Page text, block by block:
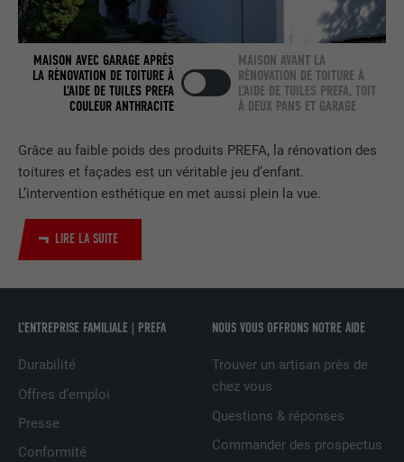
Grâce au faible poids des produits PREFA, la rénovation des
toitures et façades est un véritable jeu d’enfant.
L’intervention esthétique en met aussi plein la vue.
LIRE LA SUITE
MAISON AVEC GARAGE APRÈS
LA RÉNOVATION DE TOITURE À
L’AIDE DE TUILES PREFA
COULEUR ANTHRACITE
MAISON AVANT LA
RÉNOVATION DE TOITURE À
L’AIDE DE TUILES PREFA, TOIT
À DEUX PANS ET GARAGE
L’ENTREPRISE FAMILIALE | PREFA
Durabilité
Offres d’emploi
Presse
Conformité
NOUS VOUS OFFRONS NOTRE AIDE
Trouver un artisan près de
chez vous
Questions & réponses
Commander des prospectus
FOURNISSEUR LinkedIn
EXPIRATION 2 ans
Utilisé par le service de réseau social
NOM bscookie
FOURNISSEUR
Utilisé par le service de réseau social
services intégrés
NOM UserMatchHistory